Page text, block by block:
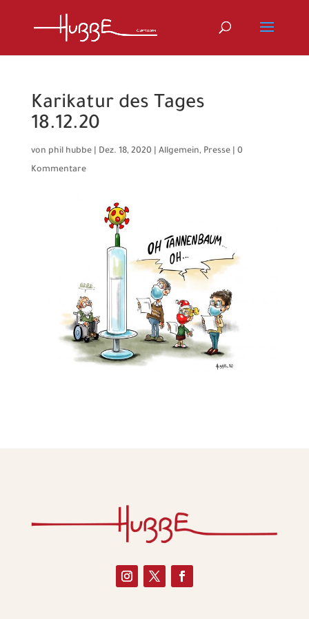
Karikatur des Tages
18.12.20
von phil hubbe| Dez. 18, 2020| Allgemein, Presse| 0
Kommentare